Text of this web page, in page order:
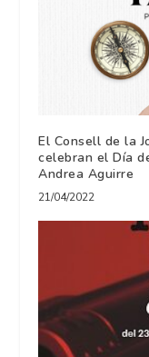
El Consell de la
celebran el Día
Andrea Aguirre
21/04/2022